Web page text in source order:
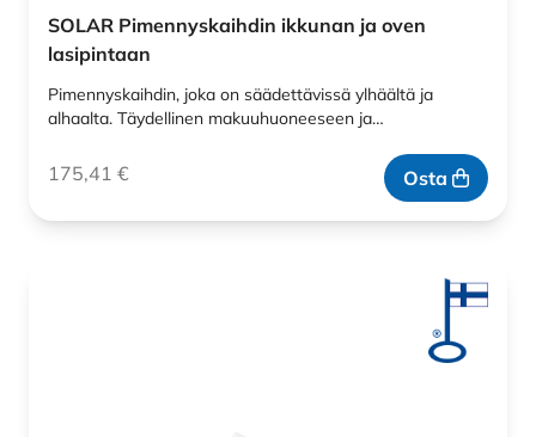
SOLAR Pimennyskaihdin ikkunan ja oven
lasipintaan
Pimennyskaihdin, joka on säädettävissä ylhäältä ja
alhaalta. Täydellinen makuuhuoneeseen ja…
175,41 € Osta